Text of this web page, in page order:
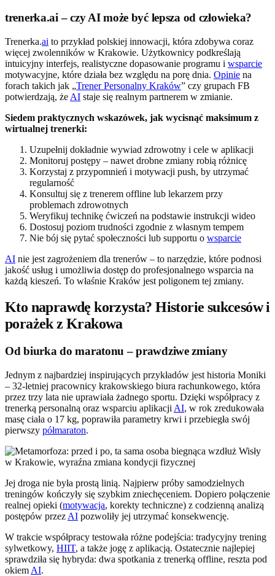
trenerka.ai – czy AI może być lepsza od człowieka?
Trenerka.ai to przykład polskiej innowacji, która zdobywa coraz
więcej zwolenników w Krakowie. Użytkownicy podkreślają
intuicyjny interfejs, realistyczne dopasowanie programu i wsparcie
motywacyjne, które działa bez względu na porę dnia. Opinie na
forach takich jak „Trener Personalny Kraków” czy grupach FB
potwierdzają, że AI staje się realnym partnerem w zmianie.
Siedem praktycznych wskazówek, jak wycisnąć maksimum z
wirtualnej trenerki:
Uzupełnij dokładnie wywiad zdrowotny i cele w aplikacji
Monitoruj postępy – nawet drobne zmiany robią różnicę
Korzystaj z przypomnień i motywacji push, by utrzymać
regularność
Konsultuj się z trenerem offline lub lekarzem przy
problemach zdrowotnych
Weryfikuj technikę ćwiczeń na podstawie instrukcji wideo
Dostosuj poziom trudności zgodnie z własnym tempem
Nie bój się pytać społeczności lub supportu o wsparcie
AI nie jest zagrożeniem dla trenerów – to narzędzie, które podnosi
jakość usług i umożliwia dostęp do profesjonalnego wsparcia na
każdą kieszeń. To właśnie Kraków jest poligonem tej zmiany.
Kto naprawdę korzysta? Historie sukcesów i
porażek z Krakowa
Od biurka do maratonu – prawdziwe zmiany
Jednym z najbardziej inspirujących przykładów jest historia Moniki
– 32-letniej pracownicy krakowskiego biura rachunkowego, która
przez trzy lata nie uprawiała żadnego sportu. Dzięki współpracy z
trenerką personalną oraz wsparciu aplikacji AI, w rok zredukowała
masę ciała o 17 kg, poprawiła parametry krwi i przebiegła swój
pierwszy półmaraton.
Jej droga nie była prostą linią. Najpierw próby samodzielnych
treningów kończyły się szybkim zniechęceniem. Dopiero połączenie
realnej opieki (motywacja, korekty techniczne) z codzienną analizą
postępów przez AI pozwoliły jej utrzymać konsekwencję.
W trakcie współpracy testowała różne podejścia: tradycyjny trening
sylwetkowy, HIIT, a także jogę z aplikacją. Ostatecznie najlepiej
sprawdziła się hybryda: dwa spotkania z trenerką offline, reszta pod
okiem AI.